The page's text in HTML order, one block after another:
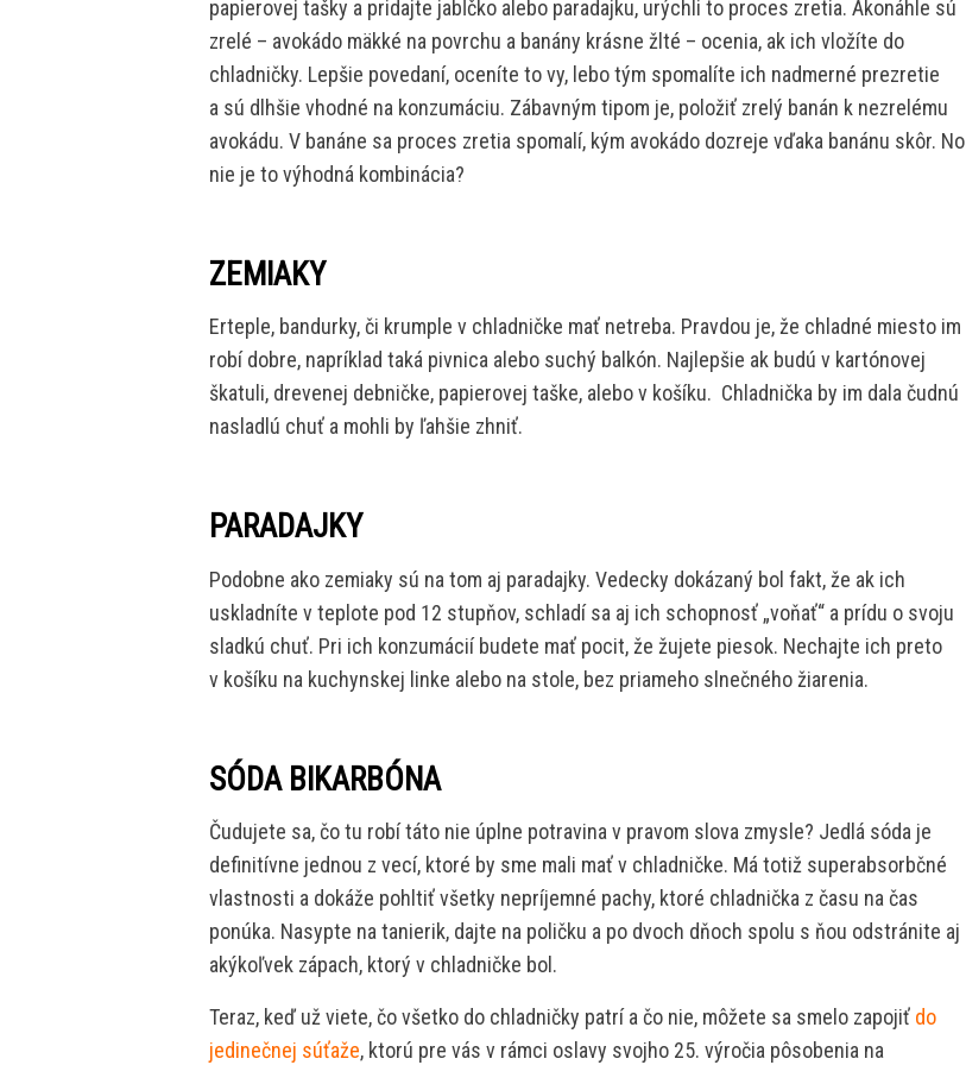
papierovej tašky a pridajte jabĺčko alebo paradajku, urýchli to proces zretia. Akonáhle sú
zrelé – avokádo mäkké na povrchu a banány krásne žlté – ocenia, ak ich vložíte do
chladničky. Lepšie povedaní, oceníte to vy, lebo tým spomalíte ich nadmerné prezretie
a sú dlhšie vhodné na konzumáciu. Zábavným tipom je, položiť zrelý banán k nezrelému
avokádu. V banáne sa proces zretia spomalí, kým avokádo dozreje vďaka banánu skôr. No
nie je to výhodná kombinácia?
ZEMIAKY
Erteple, bandurky, či krumple v chladničke mať netreba. Pravdou je, že chladné miesto im
robí dobre, napríklad taká pivnica alebo suchý balkón. Najlepšie ak budú v kartónovej
škatuli, drevenej debničke, papierovej taške, alebo v košíku. Chladnička by im dala čudnú
nasladlú chuť a mohli by ľahšie zhniť.
PARADAJKY
Podobne ako zemiaky sú na tom aj paradajky. Vedecky dokázaný bol fakt, že ak ich
uskladníte v teplote pod 12 stupňov, schladí sa aj ich schopnosť „voňať“ a prídu o svoju
sladkú chuť. Pri ich konzumácií budete mať pocit, že žujete piesok. Nechajte ich preto
v košíku na kuchynskej linke alebo na stole, bez priameho slnečného žiarenia.
SÓDA BIKARBÓNA
Čudujete sa, čo tu robí táto nie úplne potravina v pravom slova zmysle? Jedlá sóda je
definitívne jednou z vecí, ktoré by sme mali mať v chladničke. Má totiž superabsorbčné
vlastnosti a dokáže pohltiť všetky nepríjemné pachy, ktoré chladnička z času na čas
ponúka. Nasypte na tanierik, dajte na poličku a po dvoch dňoch spolu s ňou odstránite aj
akýkoľvek zápach, ktorý v chladničke bol.
Teraz, keď už viete, čo všetko do chladničky patrí a čo nie, môžete sa smelo zapojiť do
jedinečnej súťaže, ktorú pre vás v rámci oslavy svojho 25. výročia pôsobenia na